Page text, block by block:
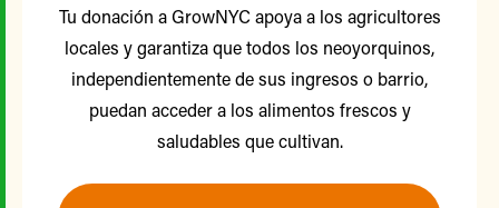
Tu donación a GrowNYC apoya a los agricultores
locales y garantiza que todos los neoyorquinos,
independientemente de sus ingresos o barrio,
puedan acceder a los alimentos frescos y
saludables que cultivan.